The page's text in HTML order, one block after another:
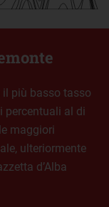
il più basso tasso
percentuali al di
maggiori
ulteriormente
d’Alba